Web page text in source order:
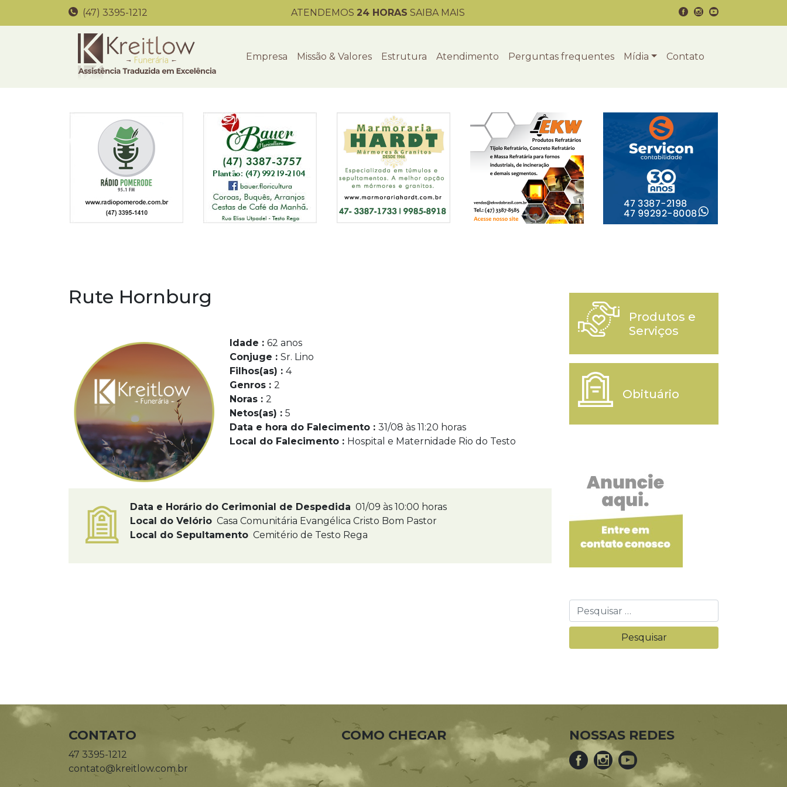
(47) 3395-1212 ATENDEMOS 24 HORAS SAIBA MAIS
Empresa Missão & Valores Estrutura Atendimento Perguntas frequentes Mídia Contato
Rute Hornburg
Idade : 62 anos
Conjuge : Sr. Lino
Filhos(as) : 4
Genros : 2
Noras : 2
Netos(as) : 5
Data e hora do Falecimento : 31/08 às 11:20 horas
Local do Falecimento : Hospital e Maternidade Rio do Testo
Data e Horário do Cerimonial de Despedida 01/09 às 10:00 horas
Local do Velório Casa Comunitária Evangélica Cristo Bom Pastor
Local do Sepultamento Cemitério de Testo Rega
Produtos e
Serviços
Obituário
CONTATO
47 3395-1212
contato@kreitlow.com.br
COMO CHEGAR NOSSAS REDES